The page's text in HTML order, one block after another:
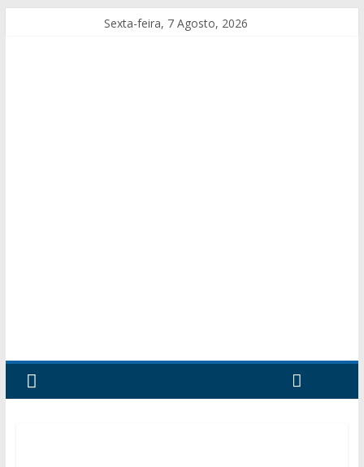
Sexta-feira, 7 Agosto, 2026